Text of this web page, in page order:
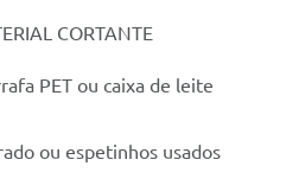
CORTANTE
PET ou caixa de leite
ou espetinhos usados